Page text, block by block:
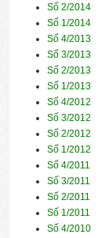
Số 2/2014
Số 1/2014
Số 4/2013
Số 3/2013
Số 2/2013
Số 1/2013
Số 4/2012
Số 3/2012
Số 2/2012
Số 1/2012
Số 4/2011
Số 3/2011
Số 2/2011
Số 1/2011
Số 4/2010